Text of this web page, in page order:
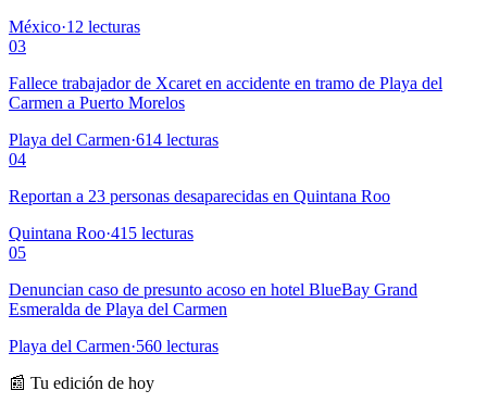
México·12 lecturas
03
Fallece trabajador de Xcaret en accidente en tramo de Playa del
Carmen a Puerto Morelos
Playa del Carmen·614 lecturas
04
Reportan a 23 personas desaparecidas en Quintana Roo
Quintana Roo·415 lecturas
05
Denuncian caso de presunto acoso en hotel BlueBay Grand
Esmeralda de Playa del Carmen
Playa del Carmen·560 lecturas
📰 Tu edición de hoy